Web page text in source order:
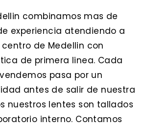
combinamos mas de
experiencia atendiendo a
de Medellin con
de primera linea. Cada
pasa por un
antes de salir de nuestra
nuestros lentes son tallados
interno. Contamos